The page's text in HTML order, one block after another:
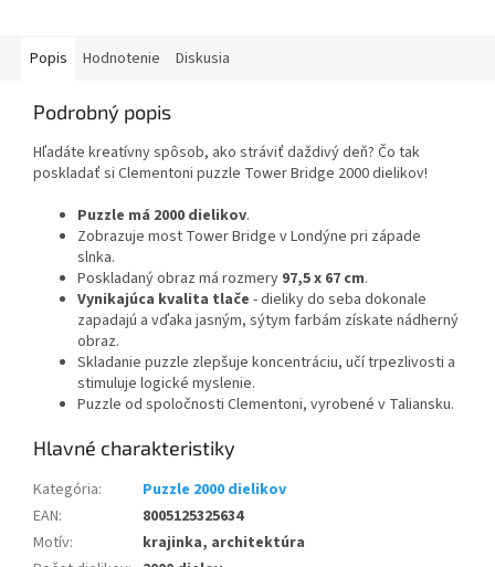
Popis Hodnotenie Diskusia
Podrobný popis
Hľadáte kreatívny spôsob, ako stráviť daždivý deň? Čo tak
poskladať si Clementoni puzzle Tower Bridge 2000 dielikov!
Puzzle má 2000 dielikov.
Zobrazuje most Tower Bridge v Londýne pri západe
slnka.
Poskladaný obraz má rozmery 97,5 x 67 cm.
Vynikajúca kvalita tlače - dieliky do seba dokonale
zapadajú a vďaka jasným, sýtym farbám získate nádherný
obraz.
Skladanie puzzle zlepšuje koncentráciu, učí trpezlivosti a
stimuluje logické myslenie.
Puzzle od spoločnosti Clementoni, vyrobené v Taliansku.
Kategória:
Puzzle 2000 dielikov
EAN:
8005125325634
Motív:
krajinka, architektúra